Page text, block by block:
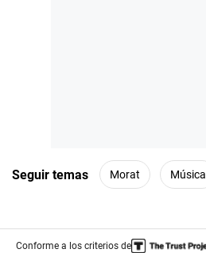
Seguir temas Morat Música
Conforme a los criterios de